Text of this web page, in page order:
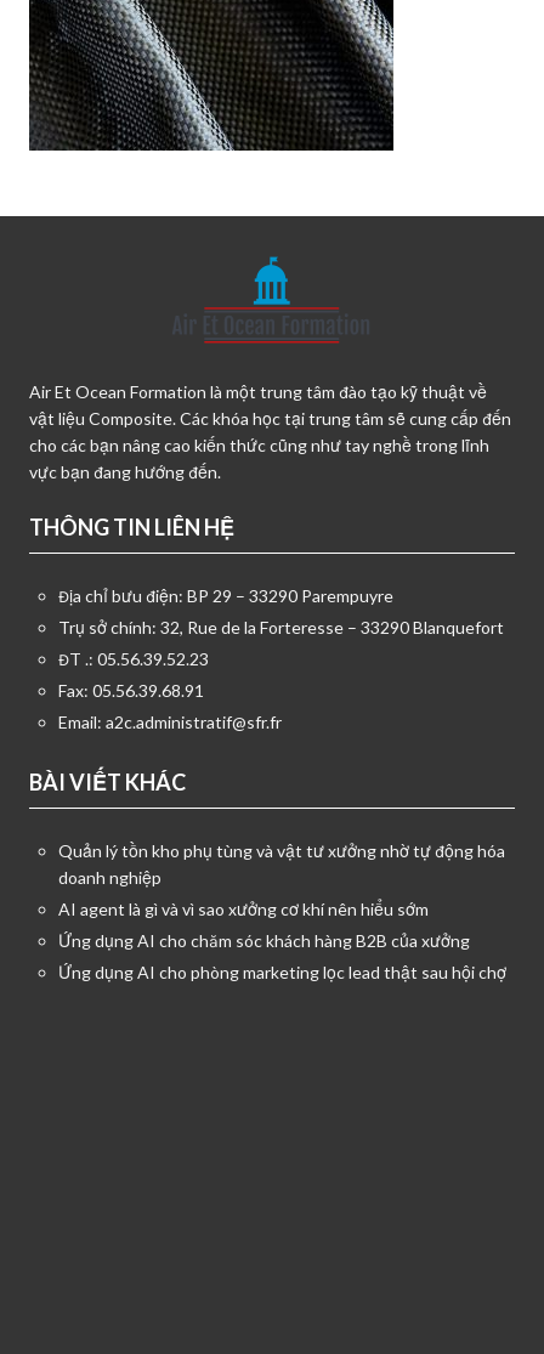
Air Et Ocean Formation là một trung tâm đào tạo kỹ thuật về
vật liệu Composite. Các khóa học tại trung tâm sẽ cung cấp đến
cho các bạn nâng cao kiến thức cũng như tay nghề trong lĩnh
vực bạn đang hướng đến.
THÔNG TIN LIÊN HỆ
Địa chỉ bưu điện: BP 29 – 33290 Parempuyre
Trụ sở chính: 32, Rue de la Forteresse – 33290 Blanquefort
ĐT .: 05.56.39.52.23
Fax: 05.56.39.68.91
Email: a2c.administratif@sfr.fr
BÀI VIẾT KHÁC
Quản lý tồn kho phụ tùng và vật tư xưởng nhờ tự động hóa
doanh nghiệp
AI agent là gì và vì sao xưởng cơ khí nên hiểu sớm
Ứng dụng AI cho chăm sóc khách hàng B2B của xưởng
Ứng dụng AI cho phòng marketing lọc lead thật sau hội chợ